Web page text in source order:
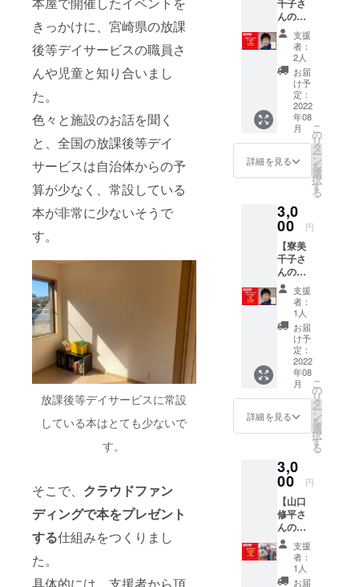
きっかけに、宮崎県の放課
後等デイサービスの職員さ
んや児童と知り合いまし
た。
色々と施設のお話を聞く
と、全国の放課後等デイ
サービスは自治体からの予
算が少なく、常設している
本が非常に少ないそうで
す。
放課後等デイサービスに常設
している本はとても少ないで
す。
そこで、 クラウドファン
ディングで本をプレゼント
する仕組みをつくりまし
た。
具体的には、支援者から頂
子ども
たちや
職員か
らのお
礼動画
も付い
てま
す。
千子さ
んの本1
冊購入
&WEB
講演の
参加】
寮美千
子さん
著、
『あふ
れでた
のは や
さしさ
だっ
た』
本出版
社）を1
冊、購
入でき
ます。
また、
寮美千
子さん
のweb
講演会
に参加
するこ
とがで
きま
す。 ☆
日時：
8/6(土）
14:00～
15:30頃
からの
参加
（講演
数日前
にメー
ルで
URLを
送りま
す）
※当日、
支援
者：
2人
お届
け予
定：
2022
年08
月
詳細を見る
こ
の
リ
タ
ー
ン
を
選
択
す
る
3,0
00 円
【寮美
千子さ
んの本1
冊プレ
ゼント
&WEB
講演の
参加】
大阪府
内の施
設に寮
美千子
さん
著、
『あふ
れでた
さしさ
だっ
た』
（西日
本出版
社）を1
冊、プ
レゼン
トでき
ます。
支援
者：
1人
お届
け予
定：
2022
年08
月
詳細を見る
こ
の
リ
タ
ー
ン
を
選
択
す
る
3,0
00 円
【山口
修平さ
んの本1
冊購入
&WEB
講演の
参加】
支援
者：
1人
お届